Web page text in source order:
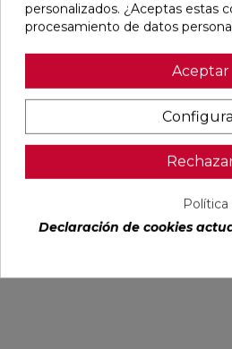
BLANCO
RECTIFICADO
PVP
/m²
BLANCO
RECTIFICADO
Baldocer
PVP
62,80 €
/m²
/
personalizados. ¿Aceptas estas
procesamiento de datos
Aceptar
Declaración de cookies